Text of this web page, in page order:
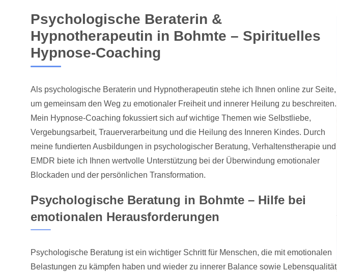
Psychologische Beraterin &
Hypnotherapeutin in Bohmte – Spirituelles
Hypnose-Coaching
Als psychologische Beraterin und Hypnotherapeutin stehe ich Ihnen online zur Seite,
um gemeinsam den Weg zu emotionaler Freiheit und innerer Heilung zu beschreiten.
Mein Hypnose-Coaching fokussiert sich auf wichtige Themen wie Selbstliebe,
Vergebungsarbeit, Trauerverarbeitung und die Heilung des Inneren Kindes. Durch
meine fundierten Ausbildungen in psychologischer Beratung, Verhaltenstherapie und
EMDR biete ich Ihnen wertvolle Unterstützung bei der Überwindung emotionaler
Blockaden und der persönlichen Transformation.
Psychologische Beratung in Bohmte – Hilfe bei
emotionalen Herausforderungen
Psychologische Beratung ist ein wichtiger Schritt für Menschen, die mit emotionalen
Belastungen zu kämpfen haben und wieder zu innerer Balance sowie Lebensqualität